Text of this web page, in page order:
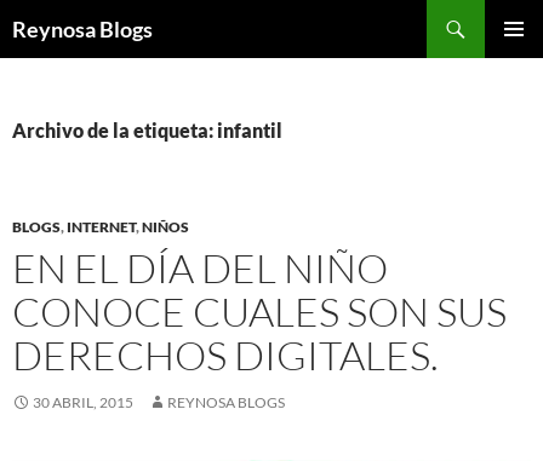
Reynosa Blogs
Archivo de la etiqueta: infantil
BLOGS, INTERNET,NIÑOS
EN EL DÍA DEL NIÑO
CONOCE CUALES SON SUS
DERECHOS DIGITALES.
30 ABRIL, 2015 REYNOSA BLOGS